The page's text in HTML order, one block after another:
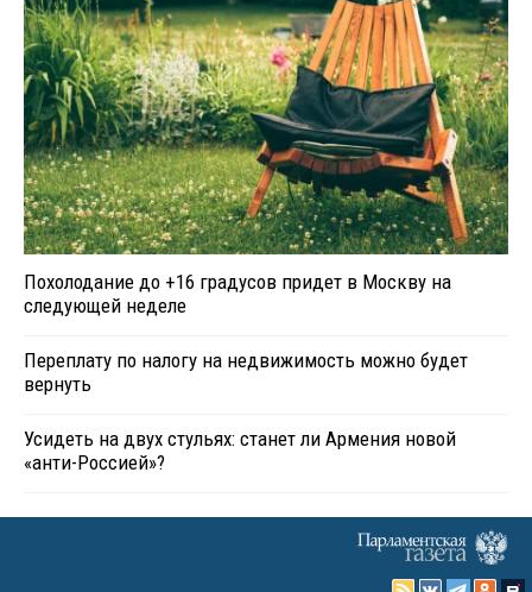
Похолодание до +16 градусов придет в Москву на
следующей неделе
Переплату по налогу на недвижимость можно будет
вернуть
Усидеть на двух стульях: станет ли Армения новой
«анти-Россией»?